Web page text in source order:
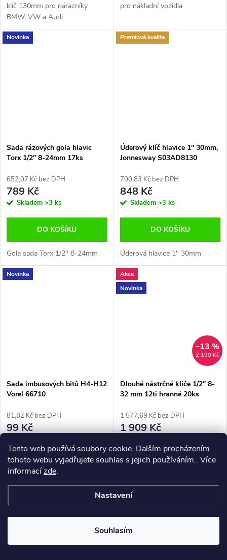
Tento web používá soubory cookie. Dalším procházením
tohoto webu vyjadřujete souhlas s jejich používáním.. Více
informacízde.
Nastavení
Souhlasím
klíč 130mm pro nárazníky
BMW, VW a Audi
pro nákladní vozidla
Novinka
Sada rázových gola hlavic
Torx 1/2" 8-24mm 17ks
652,07 Kč bez DPH
789 Kč
Skladem >3 ks
DO KOŠÍKU
Gola sada Torx 1/2" 8-24mm
Premiová kvalita
Úderový klíč hlavice 1'' 30mm,
Jonnesway S03AD8130
700,83 Kč bez DPH
848 Kč
Skladem >3 ks
DO KOŠÍKU
Úderová hlavice 1" 30mm
Novinka
Sada imbusových bitů H4-H12
Vorel 66710
81,82 Kč bez DPH
99 Kč
DO KOŠÍKU
Akce
Novinka
2 199 Kč
–13 %
Dlouhé nástrčné klíče 1/2" 8-
32 mm 12ti hranné 20ks
1 577,69 Kč bez DPH
1 909 Kč
DO KOŠÍKU
Dlouhé gola hlavice 1/2" 8-32
mm 12ti hranné